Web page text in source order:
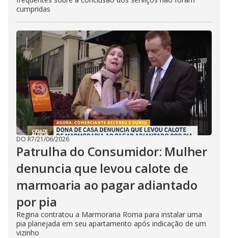
cumpridas
DO R7/21/06/2026
Patrulha do Consumidor: Mulher
denuncia que levou calote de
marmoaria ao pagar adiantado
por pia
Regina contratou a Marmoraria Roma para instalar uma
pia planejada em seu apartamento após indicação de um
vizinho